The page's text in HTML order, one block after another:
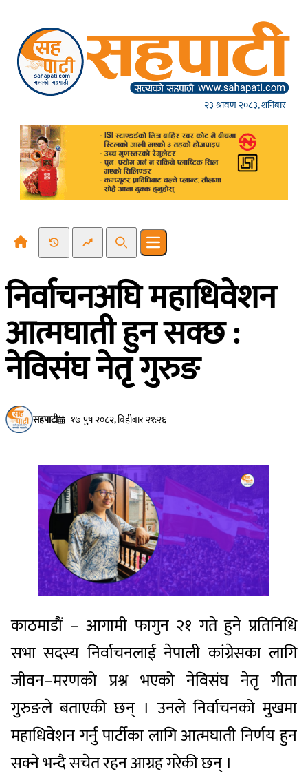
२३ श्रावण २०८३, शनिबार
Recent NewsTrending News
SearchOpen main menu
निर्वाचनअघि महाधिवेशन
आत्मघाती हुन सक्छ :
नेविसंघ नेतृ गुरुङ
सहपाटी १७ पुष २०८२, बिहीबार २१:२६
काठमाडौं – आगामी फागुन २१ गते हुने प्रतिनिधि
सभा सदस्य निर्वाचनलाई नेपाली कांग्रेसका लागि
जीवन–मरणको प्रश्न भएको नेविसंघ नेतृ गीता
गुरुङले बताएकी छन् । उनले निर्वाचनको मुखमा
महाधिवेशन गर्नु पार्टीका लागि आत्मघाती निर्णय हुन
सक्ने भन्दै सचेत रहन आग्रह गरेकी छन् ।